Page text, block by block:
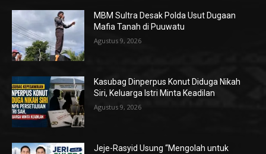
MBM Sultra Desak Polda Usut Dugaan
Mafia Tanah di Puuwatu
Agustus 9, 2026
Kasubag Dinperpus Konut Diduga Nikah
Siri, Keluarga Istri Minta Keadilan
Agustus 9, 2026
Jeje-Rasyid Usung “Mengolah untuk